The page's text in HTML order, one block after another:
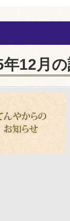
年12月